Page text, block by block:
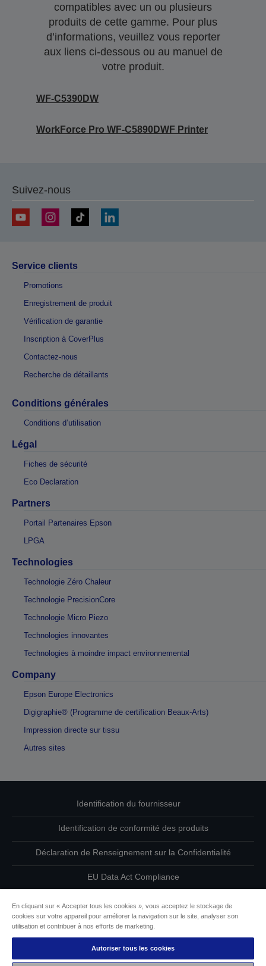
compatibles avec un ou plusieurs
produits de cette gamme. Pour plus
d’informations, veuillez vous reporter
aux liens ci-dessous ou au manuel de
votre produit.
WF-C5390DW
WorkForce Pro WF-C5890DWF Printer
Suivez-nous
Service clients
Promotions
Enregistrement de produit
Vérification de garantie
Inscription à CoverPlus
Contactez-nous
Recherche de détaillants
Conditions générales
Conditions d’utilisation
Légal
Fiches de sécurité
Eco Declaration
Partners
Portail Partenaires Epson
LPGA
Technologies
Technologie Zéro Chaleur
Technologie PrecisionCore
Technologie Micro Piezo
Technologies innovantes
Technologies à moindre impact environnemental
Company
Epson Europe Electronics
Digigraphie® (Programme de certification Beaux-Arts)
Impression directe sur tissu
Autres sites
Identification du fournisseur
Identification de conformité des produits
Déclaration de Renseignement sur la Confidentialité
EU Data Act Compliance
Informations sur les cookies
L’engagement d’Epson pour l’accessibilité
En cliquant sur « Accepter tous les cookies », vous acceptez le stockage de
cookies sur votre appareil pour améliorer la navigation sur le site, analyser son
utilisation et contribuer à nos efforts de marketing.
Autoriser tous les cookies